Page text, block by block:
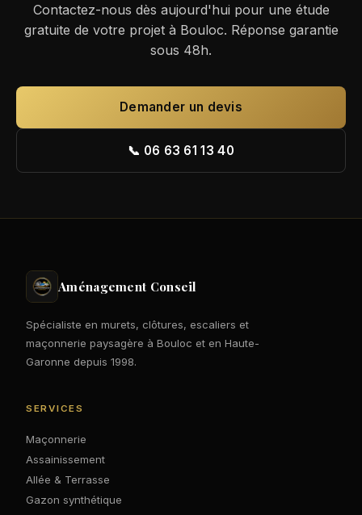
Contactez-nous dès aujourd'hui pour une étude
gratuite de votre projet à Bouloc. Réponse garantie
sous 48h.
Demander un devis
📞 06 63 61 13 40
Aménagement Conseil
Spécialiste en murets, clôtures, escaliers et
maçonnerie paysagère à Bouloc et en Haute-
Garonne depuis 1998.
SERVICES
Maçonnerie
Assainissement
Allée & Terrasse
Gazon synthétique